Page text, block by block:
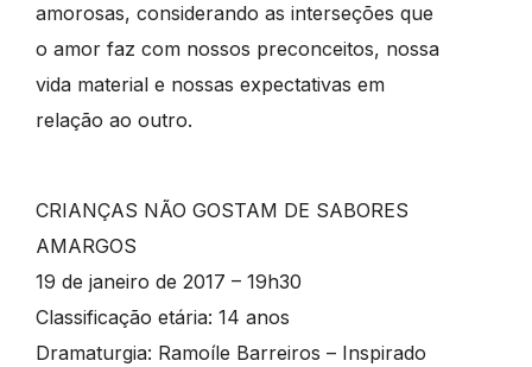
amorosas, considerando as interseções que
o amor faz com nossos preconceitos, nossa
vida material e nossas expectativas em
relação ao outro.
CRIANÇAS NÃO GOSTAM DE SABORES
AMARGOS
19 de janeiro de 2017 – 19h30
Classificação etária: 14 anos
Dramaturgia: Ramoíle Barreiros – Inspirado